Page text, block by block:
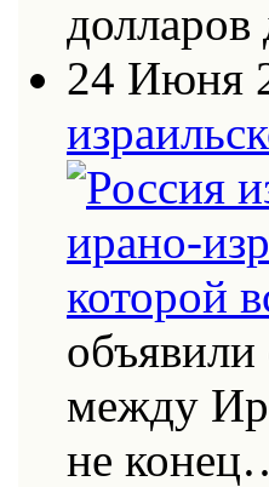
долларов
24 Июня
между
не